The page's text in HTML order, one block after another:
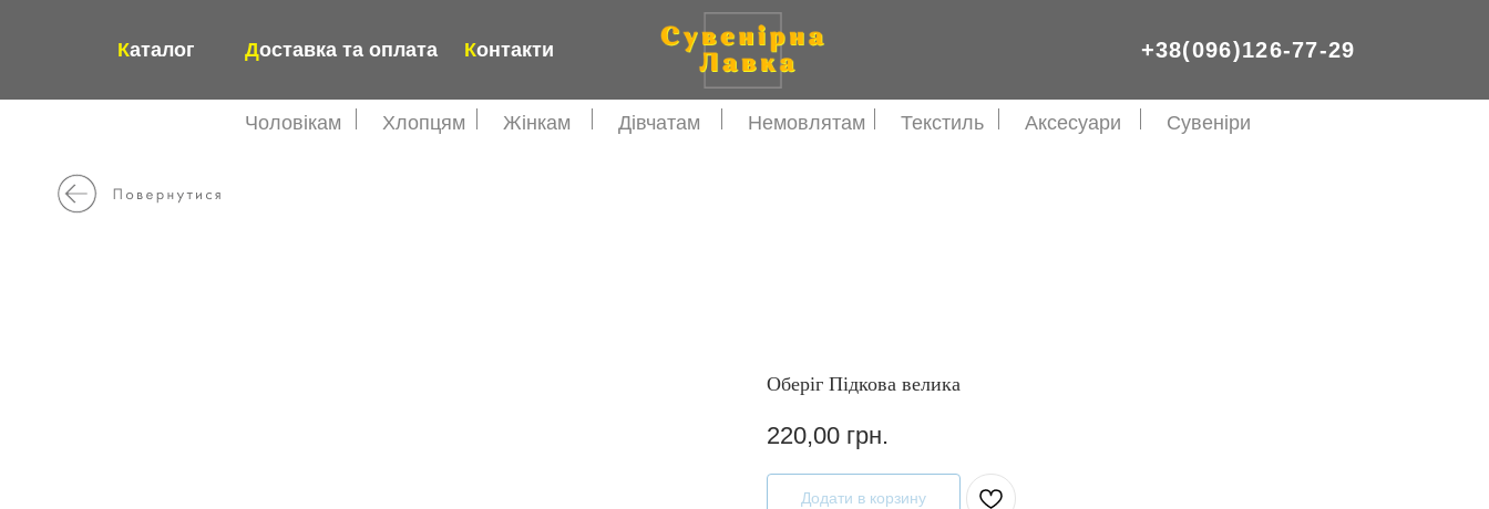
Каталог +38(096)126-77-29
Доставка та оплата Контакти
Аксесуари Сувеніри
Текстиль
Немовлятам
Дівчатам
Жінкам
Хлопцям
Чоловікам
Оберіг Підкова велика
220,00 грн.
Додати в корзину